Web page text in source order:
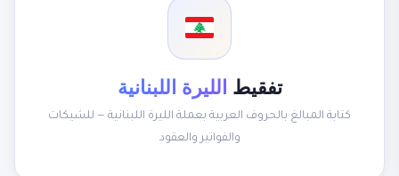
تفقيط الليرة اللبنانية
كتابة المبالغ بالحروف العربية بعملة الليرة اللبنانية — للشيكات
والفواتير والعقود